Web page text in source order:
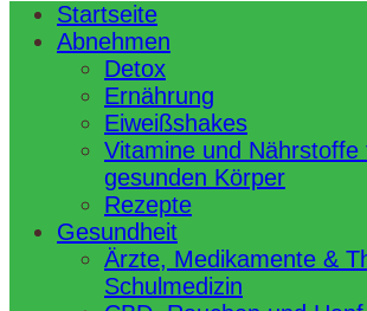
Startseite
Abnehmen
Detox
Ernährung
Eiweißshakes
Vitamine und Nährstoffe
gesunden Körper
Rezepte
Gesundheit
Ärzte, Medikamente &
Schulmedizin